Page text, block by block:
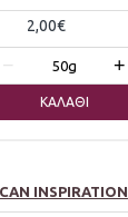
2,00€
− 50g +
ΚΑΛΆΘΙ
INSPIRATION